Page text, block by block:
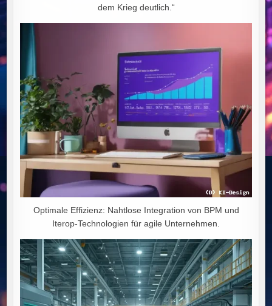
dem Krieg deutlich.“
Optimale Effizienz: Nahtlose Integration von BPM und
Iterop-Technologien für agile Unternehmen.